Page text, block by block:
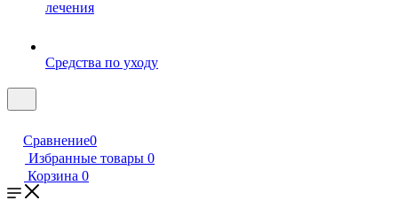
лечения
Средства по уходу
Сравнение0
Избранные товары 0
Корзина 0